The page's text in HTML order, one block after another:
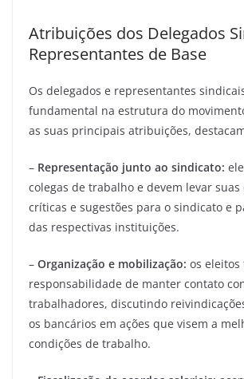
Atribuições dos Delegados
Representantes de Base
Os delegados e representantes
fundamental na estrutura do
as suas principais atribuições,
– Representação junto ao sindicato:
colegas de trabalho e devem levar suas
críticas e sugestões para o sindicato e
das respectivas instituições.
– Organização e mobilização: os eleitos
responsabilidade de manter contato
trabalhadores, discutindo
os bancários em ações que visem a
condições de trabalho.